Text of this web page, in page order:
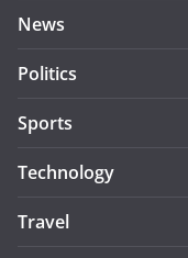
News
Politics
Sports
Technology
Travel